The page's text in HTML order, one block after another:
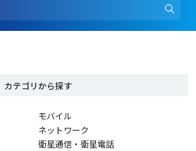
カテゴリから探す
モバイル
ネットワーク
衛星通信・衛星電話